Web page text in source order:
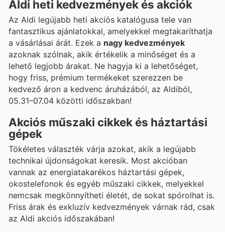
Aldi heti kedvezmények és akciók
Az Aldi legújabb heti akciós katalógusa tele van
fantasztikus ajánlatokkal, amelyekkel megtakaríthatja
a vásárlásai árát. Ezek a nagy kedvezmények
azoknak szólnak, akik értékelik a minőséget és a
lehető legjobb árakat. Ne hagyja ki a lehetőséget,
hogy friss, prémium termékeket szerezzen be
kedvező áron a kedvenc áruházából, az Aldiból,
05.31–07.04 közötti időszakban!
Akciós műszaki cikkek és háztartási
gépek
Tökéletes választék várja azokat, akik a legújabb
technikai újdonságokat keresik. Most akcióban
vannak az energiatakarékos háztartási gépek,
okostelefonok és egyéb műszaki cikkek, melyekkel
nemcsak megkönnyítheti életét, de sokat spórolhat is.
Friss árak és exkluzív kedvezmények várnak rád, csak
az Aldi akciós időszakában!